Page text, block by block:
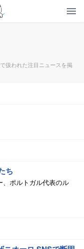
扱われた注目ニュースを掲
ち
、ポルトガル代表のル